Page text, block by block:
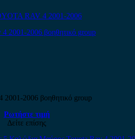
RAV 4 2001-2006
2001-2006 βοηθητικό group
Ρωτήστε τιμή
Δείτε επίσης